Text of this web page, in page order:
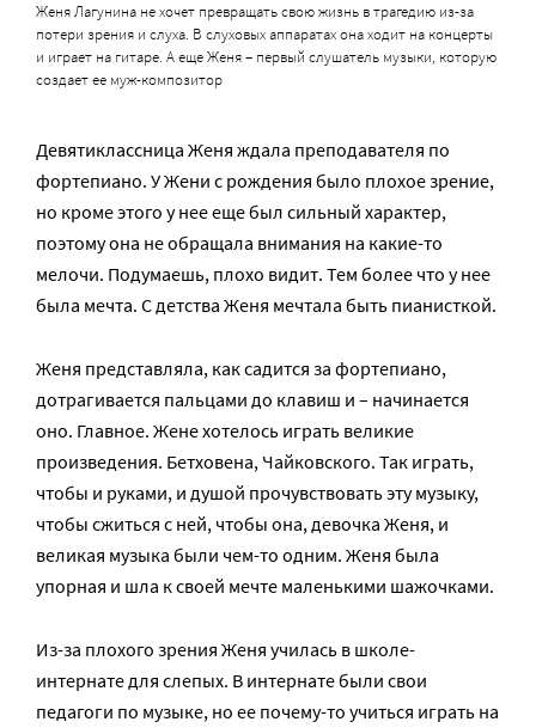
Женя Лагунина не хочет превращать свою жизнь в трагедию из-за
потери зрения и слуха. В слуховых аппаратах она ходит на концерты
и играет на гитаре. А еще Женя – первый слушатель музыки, которую
создает ее муж-композитор
Девятиклассница Женя ждала преподавателя по
фортепиано. У Жени с рождения было плохое зрение,
но кроме этого у нее еще был сильный характер,
поэтому она не обращала внимания на какие-то
мелочи. Подумаешь, плохо видит. Тем более что у нее
была мечта. С детства Женя мечтала быть пианисткой.
Женя представляла, как садится за фортепиано,
дотрагивается пальцами до клавиш и – начинается
оно. Главное. Жене хотелось играть великие
произведения. Бетховена, Чайковского. Так играть,
чтобы и руками, и душой прочувствовать эту музыку,
чтобы сжиться с ней, чтобы она, девочка Женя, и
великая музыка были чем-то одним. Женя была
упорная и шла к своей мечте маленькими шажочками.
Из-за плохого зрения Женя училась в школе-
интернате для слепых. В интернате были свои
педагоги по музыке, но ее почему-то учиться играть на